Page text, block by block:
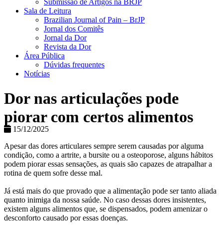
Submissão de Artigos na BRJP
Sala de Leitura
Brazilian Journal of Pain – BrJP
Jornal dos Comitês
Jornal da Dor
Revista da Dor
Área Pública
Dúvidas frequentes
Notícias
Dor nas articulações pode
piorar com certos alimentos
15/12/2025
Apesar das dores articulares sempre serem causadas por alguma
condição, como a artrite, a bursite ou a osteoporose, alguns hábitos
podem piorar essas sensações, as quais são capazes de atrapalhar a
rotina de quem sofre desse mal.
Já está mais do que provado que a alimentação pode ser tanto aliada
quanto inimiga da nossa saúde. No caso dessas dores insistentes,
existem alguns alimentos que, se dispensados, podem amenizar o
desconforto causado por essas doenças.